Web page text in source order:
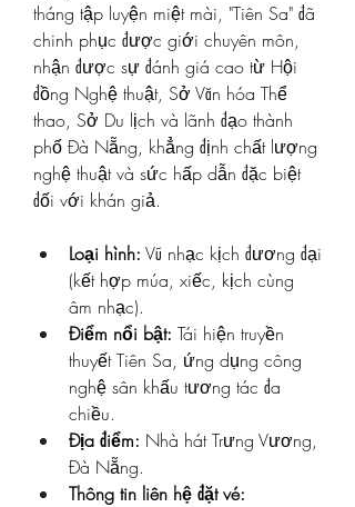
tháng tập luyện miệt mài, "Tiên Sa" đã
chinh phục được giới chuyên môn,
nhận được sự đánh giá cao từ Hội
đồng Nghệ thuật, Sở Văn hóa Thể
thao, Sở Du lịch và lãnh đạo thành
phố Đà Nẵng, khẳng định chất lượng
nghệ thuật và sức hấp dẫn đặc biệt
đối với khán giả.
Loại hình: Vũ nhạc kịch đương đại
(kết hợp múa, xiếc, kịch cùng
âm nhạc).
Điểm nổi bật: Tái hiện truyền
thuyết Tiên Sa, ứng dụng công
nghệ sân khấu tương tác đa
chiều.
Địa điểm: Nhà hát Trưng Vương,
Đà Nẵng.
Thông tin liên hệ đặt vé: